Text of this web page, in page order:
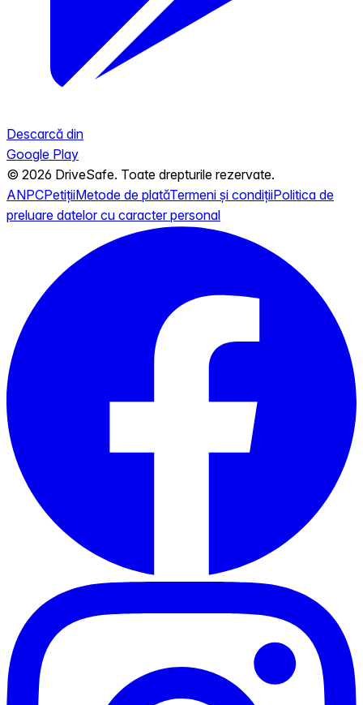
Descarcă din
Google Play
© 2026 DriveSafe. Toate drepturile rezervate.
ANPCPetițiiMetode de platăTermeni și condițiiPolitica de
preluare datelor cu caracter personal